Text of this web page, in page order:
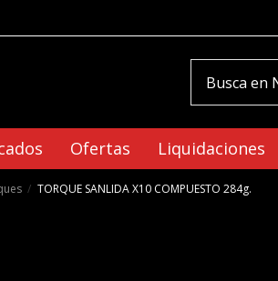
Ofertas Liquidaciones
TORQUE SANLIDA X10 COMPUESTO 284g.